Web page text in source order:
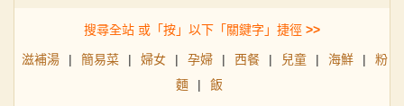
搜尋全站 或「按」以下「關鍵字」捷徑 >>
滋補湯 | 簡易菜 | 婦女 | 孕婦 | 西餐 | 兒童 | 海鮮 |
粉
麵
| 飯